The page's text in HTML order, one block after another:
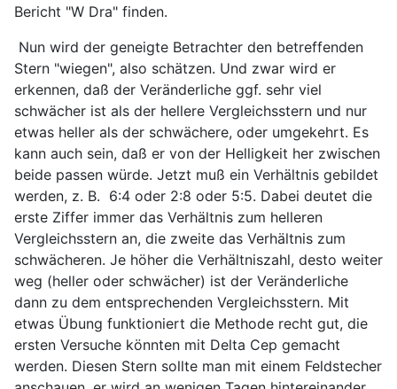
Bericht "W Dra" finden.
Nun wird der geneigte Betrachter den betreffenden
Stern "wiegen", also schätzen. Und zwar wird er
erkennen, daß der Veränderliche ggf. sehr viel
schwächer ist als der hellere Vergleichsstern und nur
etwas heller als der schwächere, oder umgekehrt. Es
kann auch sein, daß er von der Helligkeit her zwischen
beide passen würde. Jetzt muß ein Verhältnis gebildet
werden, z. B. 6:4 oder 2:8 oder 5:5. Dabei deutet die
erste Ziffer immer das Verhältnis zum helleren
Vergleichsstern an, die zweite das Verhältnis zum
schwächeren. Je höher die Verhältniszahl, desto weiter
weg (heller oder schwächer) ist der Veränderliche
dann zu dem entsprechenden Vergleichsstern. Mit
etwas Übung funktioniert die Methode recht gut, die
ersten Versuche könnten mit Delta Cep gemacht
werden. Diesen Stern sollte man mit einem Feldstecher